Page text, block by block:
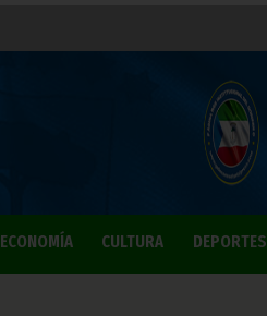
ECONOMÍA CULTURA DEPORTES